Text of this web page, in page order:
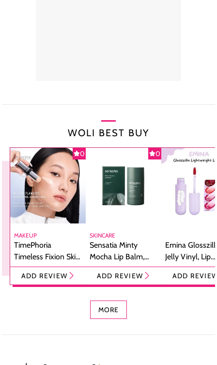
WOLI BEST BUY
0
MAKEUP
TimePhoria
Timeless Fixion Skin
Tint Stick,
Foundation dan
ADD REVIEW
0
SKINCARE
Sensatia Minty
Mocha Lip Balm,
Pelembap Bibir
dengan Aroma
ADD REVIEW
Emina
Jelly Vinyl, Lip
Cream Glossy
Ringan
ADD
MORE